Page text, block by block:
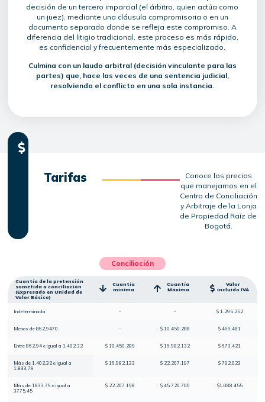
decisión de un tercero imparcial (el árbitro, quien actúa como
un juez), mediante una cláusula compromisoria o en un
documento separado donde se refleja este compromiso. A
diferencia del litigio tradicional, este proceso es más rápido,
es confidencial y frecuentemente más especializado.
Culmina con un laudo arbitral (decisión vinculante para las
partes) que, hace las veces de una sentencia judicial,
resolviendo el conflicto en una sola instancia.
Tarifas
Conoce los precios
que manejamos en el
Centro de Conciliación
y Arbitraje de la Lonja
de Propiedad Raíz de
Bogotá.
Conciliación
Cuantía de la pretensión
sometida a conciliación
(Expresado en Unidad de
Valor Básico)
Cuantía
mínima
Cuantía
Máxima
Valor
incluido IVA
Indeterminada - - $ 1.295.252
Menos de 862,9470 - $ 10.450.288 $ 466.481
Entre 862,94 e igual a 1.402,32 $ 10.450.289 $ 16.982.132 $ 673.421
Más de 1.402,32 e igual a
1.833,79
$ 16.982.133 $ 22.207.197 $ 792.023
Más de 1833,79 e igual a
3775,45
$ 22.207.198 $ 45.720.700 $1.088.455